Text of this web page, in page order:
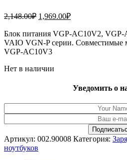
2,148.00₽ Первоначальная
составляла
2,148.00₽.
1,969.00₽Текущая
1,969.00₽.
Блок питания VGP-AC10V2, VGP-
VAIO VGN-P серии. Совместимые
VGP-AC10V3
Нет в наличии
Уведомить о
Артикул: 002.90008 Категория:
ноутбуков